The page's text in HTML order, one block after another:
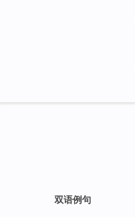
双语例句